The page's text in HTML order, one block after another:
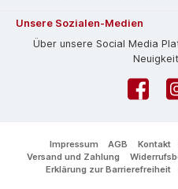
Unsere Sozialen-Medien
Über unsere Social Media
Facebook
Impressum AGB Kontakt
Versand und Zahlung
Erklärung zur Barrierefreiheit